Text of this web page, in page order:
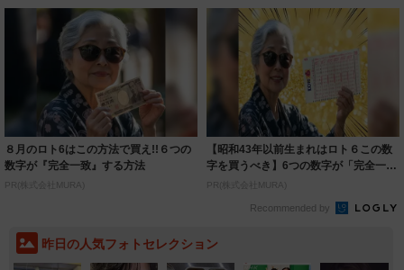
８月のロト6はこの方法で買え!!６つの
数字が『完全一致』する方法
PR(株式会社MURA)
【昭和43年以前生まれはロト６この数
字を買うべき】6つの数字が「完全一
致」する方...
PR(株式会社MURA)
Recommended by
昨日の人気フォトセレクション